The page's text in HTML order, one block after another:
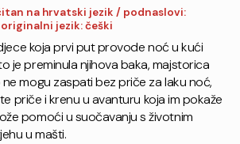
na hrvatski jezik / podnaslovi:
jezik: češki
koja prvi put provode noć u kući
je preminula njihova baka, majstorica
mogu zaspati bez priče za laku noć,
priče i krenu u avanturu koja im pokaže
pomoći u suočavanju s životnim
u mašti.